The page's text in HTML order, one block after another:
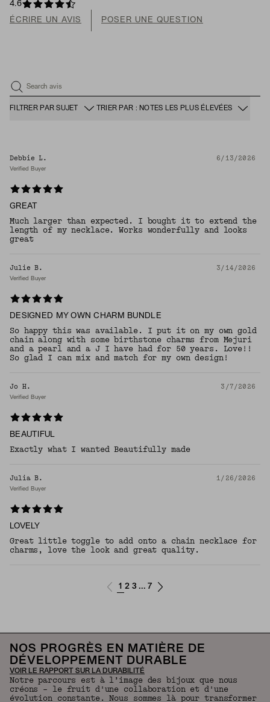
4.6
ÉCRIRE UN AVIS POSER UNE QUESTION
Search avis
FILTRER PAR SUJET TRIER PAR : NOTES LES PLUS ÉLEVÉES
Debbie L. 6/13/2026
Verified Buyer
GREAT
Much larger than expected. I bought it to extend the
length of my necklace. Works wonderfully and looks
great
Julie B. 3/14/2026
Verified Buyer
DESIGNED MY OWN CHARM BUNDLE
So happy this was available. I put it on my own gold
chain along with some birthstone charms from Mejuri
and a pearl and a J I have had for 50 years. Love!!
So glad I can mix and match for my own design!
Jo H. 3/7/2026
Verified Buyer
BEAUTIFUL
Exactly what I wanted Beautifully made
Julia B. 1/26/2026
Verified Buyer
LOVELY
Great little toggle to add onto a chain necklace for
charms, love the look and great quality.
1 2 3 ... 7
NOS PROGRÈS EN MATIÈRE DE
DÉVELOPPEMENT DURABLE
VOIR LE RAPPORT SUR LA DURABILITÉ
Notre parcours est à l’image des bijoux que nous
créons – le fruit d'une collaboration et d'une
évolution constante. Nous sommes là pour transformer